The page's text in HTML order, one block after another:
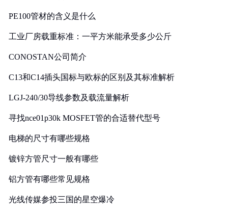
PE100管材的含义是什么
工业厂房载重标准：一平方米能承受多少公斤
CONOSTAN公司简介
C13和C14插头国标与欧标的区别及其标准解析
LGJ-240/30导线参数及载流量解析
寻找nce01p30k MOSFET管的合适替代型号
电梯的尺寸有哪些规格
镀锌方管尺寸一般有哪些
铝方管有哪些常见规格
光线传媒参投三国的星空爆冷